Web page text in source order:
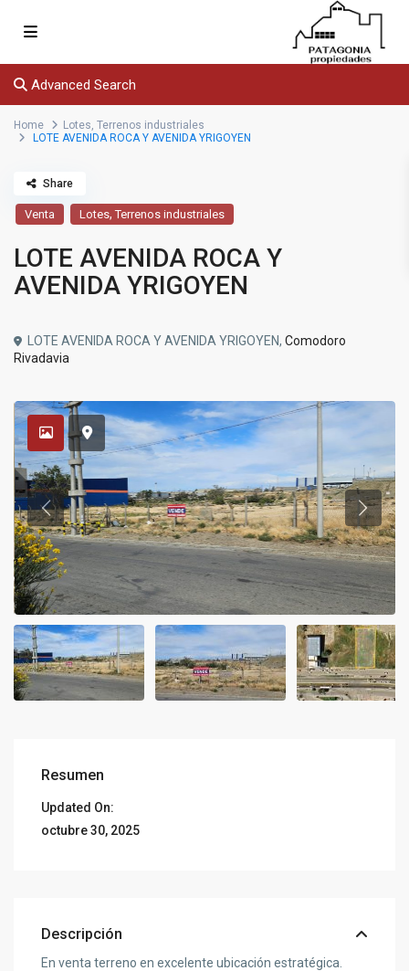
Advanced Search
Home Lotes,Terrenos industriales
LOTE AVENIDA ROCA Y AVENIDA YRIGOYEN
Venta Lotes,Terrenos industriales
LOTE AVENIDA ROCA Y
AVENIDA YRIGOYEN
LOTE AVENIDA ROCA Y AVENIDA YRIGOYEN,Comodoro
Rivadavia
Share
Resumen
Updated On:
octubre 30, 2025
Descripción
En venta terreno en excelente ubicación estratégica.